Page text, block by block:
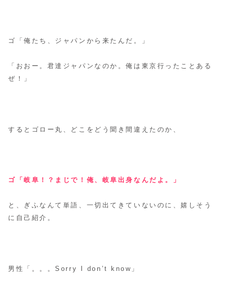
ゴ「俺たち、ジャパンから来たんだ。」
「おおー。君達ジャパンなのか。俺は東京行ったことある
ぜ！」
するとゴロー丸、どこをどう聞き間違えたのか、
ゴ「岐阜！？まじで！俺、岐阜出身なんだよ。」
と、ぎふなんて単語、一切出てきていないのに、嬉しそう
に自己紹介。
男性「。。。Sorry I don’t know」